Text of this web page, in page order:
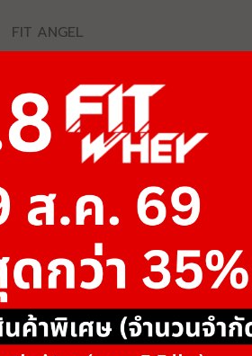
FIT ANGEL
ISO BABE +
฿350
ขนาด 1 lb
รสชาติ/ตัวเลือก Emerald